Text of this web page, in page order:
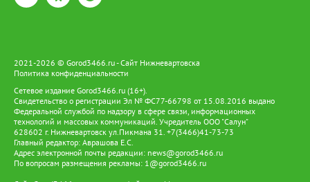
2021-2026 © Gorod3466.ru - Сайт Нижневартовска
Политика конфиденциальности
Сетевое издание Gorod3466.ru (16+).
Свидетельство о регистрации Эл № ФС77-66798 от 15.08.2016 выдано
Федеральной службой по надзору в сфере связи, информационных
технологий и массовых коммуникаций. Учредитель ООО "Салун"
628602 г. Нижневартовск ул.Пикмана 31. +7(3466)41-73-73
Главный редактор: Аврашова Е.С.
Адрес электронной почты редакции: news@gorod3466.ru
По вопросам размещения рекламы: 1@gorod3466.ru